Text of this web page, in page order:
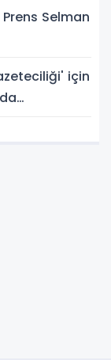
Selman
için